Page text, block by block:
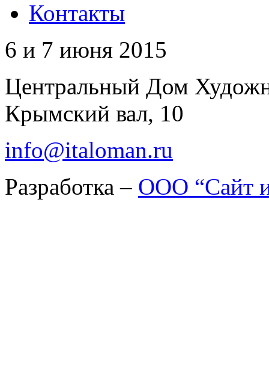
Контакты
6 и 7 июня 2015
Центральный Дом
Крымский вал, 10
info@italoman.ru
Разработка – ООО “Сайт и